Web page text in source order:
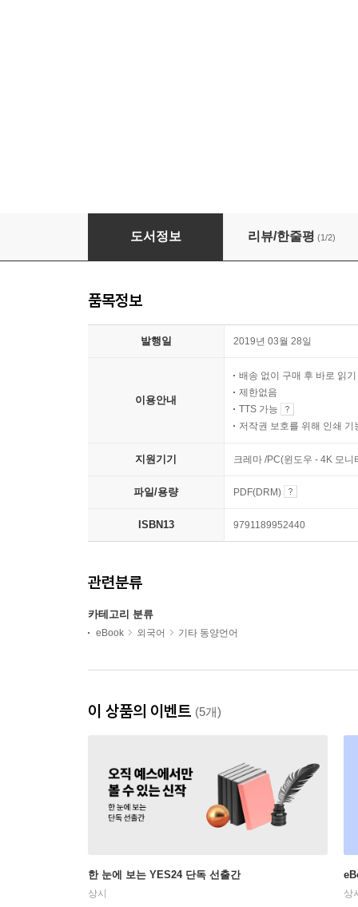
테마별 회화 필리핀어 단어 2300
도서정보 리뷰/한줄평 (1/2)
품목정보
발행일 2019년 03월 28일
이용안내
배송 없이 구매 후 바로 읽기
제한없음
TTS 가능
저작권 보호를 위해 인쇄 기
지원기기 크레마 /PC(윈도우 - 4K 모
파일/용량 PDF(DRM)
ISBN13 9791189952440
관련분류
카테고리 분류
eBook 외국어 기타 동양언어
이 상품의 이벤트 (5개)
한 눈에 보는 YES24 단독 선출간
상시 상